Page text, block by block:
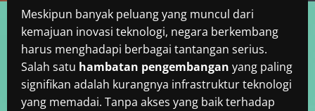
Meskipun banyak peluang yang muncul dari
kemajuan inovasi teknologi, negara berkembang
harus menghadapi berbagai tantangan serius.
Salah satu hambatan pengembangan yang paling
signifikan adalah kurangnya infrastruktur teknologi
yang memadai. Tanpa akses yang baik terhadap